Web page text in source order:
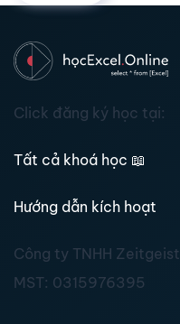
Click đăng ký học tại:
Tất cả khoá học 📖
Hướng dẫn kích hoạt
Công ty TNHH Zeitgeist
MST: 0315976395